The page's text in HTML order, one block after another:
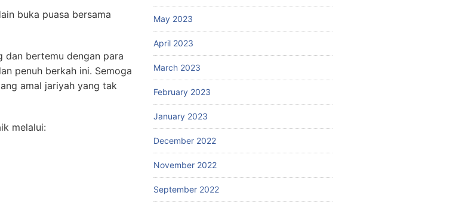
buka puasa bersama
dan bertemu dengan para
penuh berkah ini. Semoga
amal jariyah yang tak
melalui:
May 2023
April 2023
March 2023
February 2023
January 2023
December 2022
November 2022
September 2022